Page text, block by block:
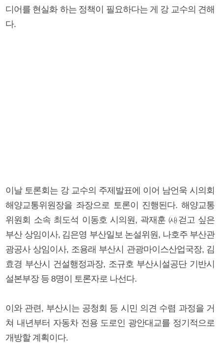
디어를 현실화 하는 정책이 필요하다는 게 강 교수의 견해
다.
이날 토론회는 강 교수의 주제발표에 이어 남언욱 시의회
해양교통위원장을 좌장으로 토론이 진행된다. 해양교통
위원회 소속 최도석 이동호 시의원, 곽재훈 ㈔걷고 싶은
부산 상임이사, 김은영 부산일보 논설위원, 나호주 부산관
광공사 상임이사, 조용래 부산시 관광마이스산업국장, 김
효경 부산시 건설행정과장, 조규호 부산시설공단 기반시
설본부장 등 8명이 토론자로 나선다.
이와 관련, 부산시는 공청회 등 시민 의견 수렴 과정을 거
쳐 내년부터 자동차 전용 도로인 광안대교를 정기적으로
개방할 계획이다.